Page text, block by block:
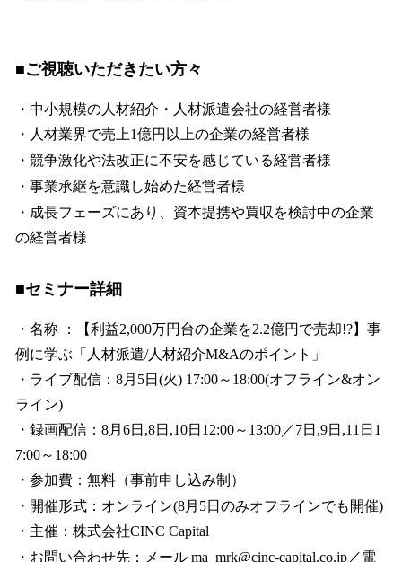
■ご視聴いただきたい方々
・中小規模の人材紹介・人材派遣会社の経営者様
・人材業界で売上1億円以上の企業の経営者様
・競争激化や法改正に不安を感じている経営者様
・事業承継を意識し始めた経営者様
・成長フェーズにあり、資本提携や買収を検討中の企業
の経営者様
■セミナー詳細
・名称 ：【利益2,000万円台の企業を2.2億円で売却!?】事
例に学ぶ「人材派遣/人材紹介M&Aのポイント」
・ライブ配信：8月5日(火) 17:00～18:00(オフライン&オン
ライン)
・録画配信：8月6日,8日,10日12:00～13:00／7日,9日,11日1
7:00～18:00
・参加費：無料（事前申し込み制）
・開催形式：オンライン(8月5日のみオフラインでも開催)
・主催：株式会社CINC Capital
・お問い合わせ先：メール ma_mrk@cinc-capital.co.jp／電